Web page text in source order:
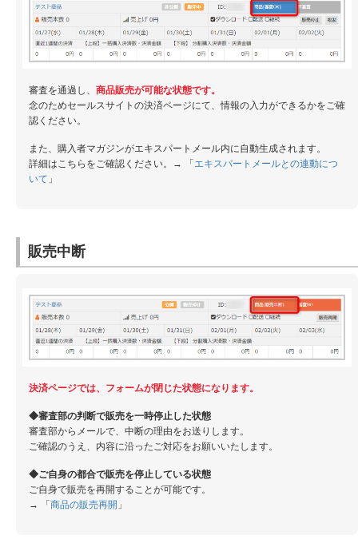
審査を通過し、 商品販売が可能な状態です。
念のためセールスサイトの決済ページにて、情報の入力ができるかをご確
認ください。
また、購入者マガジンがエキスパートメール内に自動生成されます。
詳細はこちらをご確認ください。→ 「 エキスパートメールとの連動につ
いて 」
販売中断
決済ページでは、フォームが閉じた状態になります。
◆審査部の判断で販売を一時停止した状態
審査部からメールで、中断の理由をお送りします。
ご確認のうえ、内容に沿ったご対応をお願いいたします。
◆ご自身の都合で販売を停止している状態
ご自身で販売を再開することが可能です。
→ 「 商品の販売再開 」